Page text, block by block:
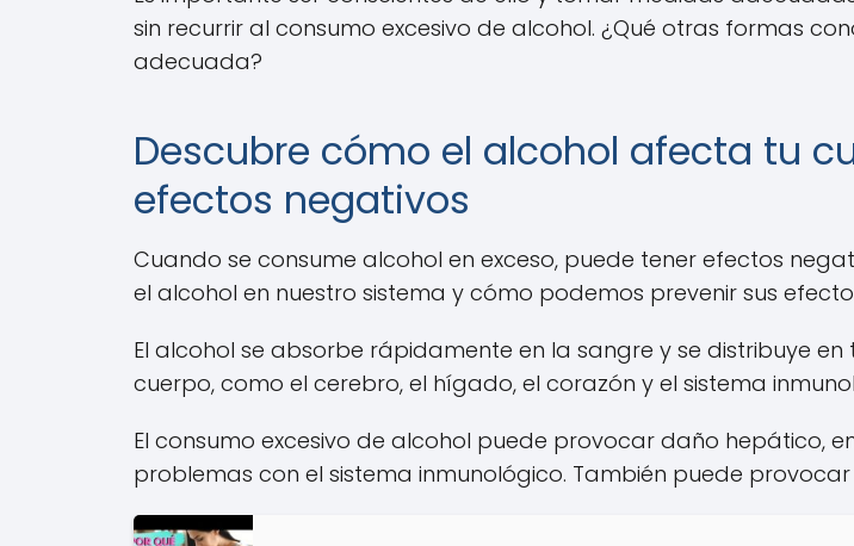
sin recurrir al consumo excesivo de alcohol. ¿Qué otras formas
adecuada?
Descubre cómo el alcohol afecta tu
efectos negativos
Cuando se consume alcohol en exceso, puede tener efectos
el alcohol en nuestro sistema y cómo podemos prevenir sus
El alcohol se absorbe rápidamente en la sangre y se distribuye
cuerpo, como el cerebro, el hígado, el corazón y el sistema
El consumo excesivo de alcohol puede provocar daño hepático,
problemas con el sistema inmunológico. También puede